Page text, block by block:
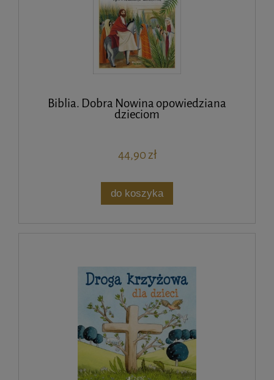
Biblia. Dobra Nowina opowiedziana
dzieciom
44,90 zł
do koszyka